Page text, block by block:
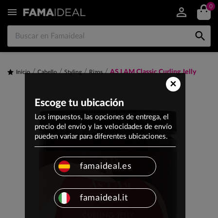
 0

Inicio Cabello Styling Rizos AS I AM Classic Curling Jelly
×
Escoge tu ubicación
Los impuestos, las opciones de entrega, el
precio del envío y las velocidades de envío
pueden variar para diferentes ubicaciones.
famaideal.es
famaideal.it